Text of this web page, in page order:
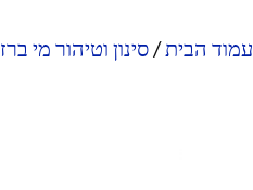
עמוד הבית/סינון וטיהור מי ברז